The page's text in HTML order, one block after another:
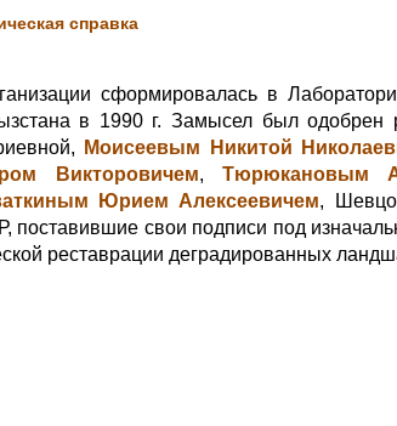
справка
сформировалась в
в 1990 г. Замысел был
Моисеевым Никитой
Викторовичем, Тюрюкановым
Юрием Алексеевичем,
свои подписи под
реставрации деградированных